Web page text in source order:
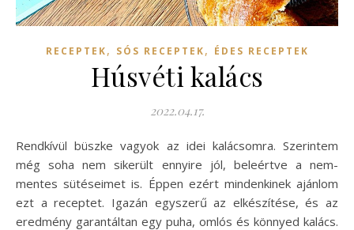
RECEPTEK, SÓS RECEPTEK, ÉDES RECEPTEK
Húsvéti kalács
2022.04.17.
Rendkívül büszke vagyok az idei kalácsomra. Szerintem
még soha nem sikerült ennyire jól, beleértve a nem-
mentes sütéseimet is. Éppen ezért mindenkinek ajánlom
ezt a receptet. Igazán egyszerű az elkészítése, és az
eredmény garantáltan egy puha, omlós és könnyed kalács.